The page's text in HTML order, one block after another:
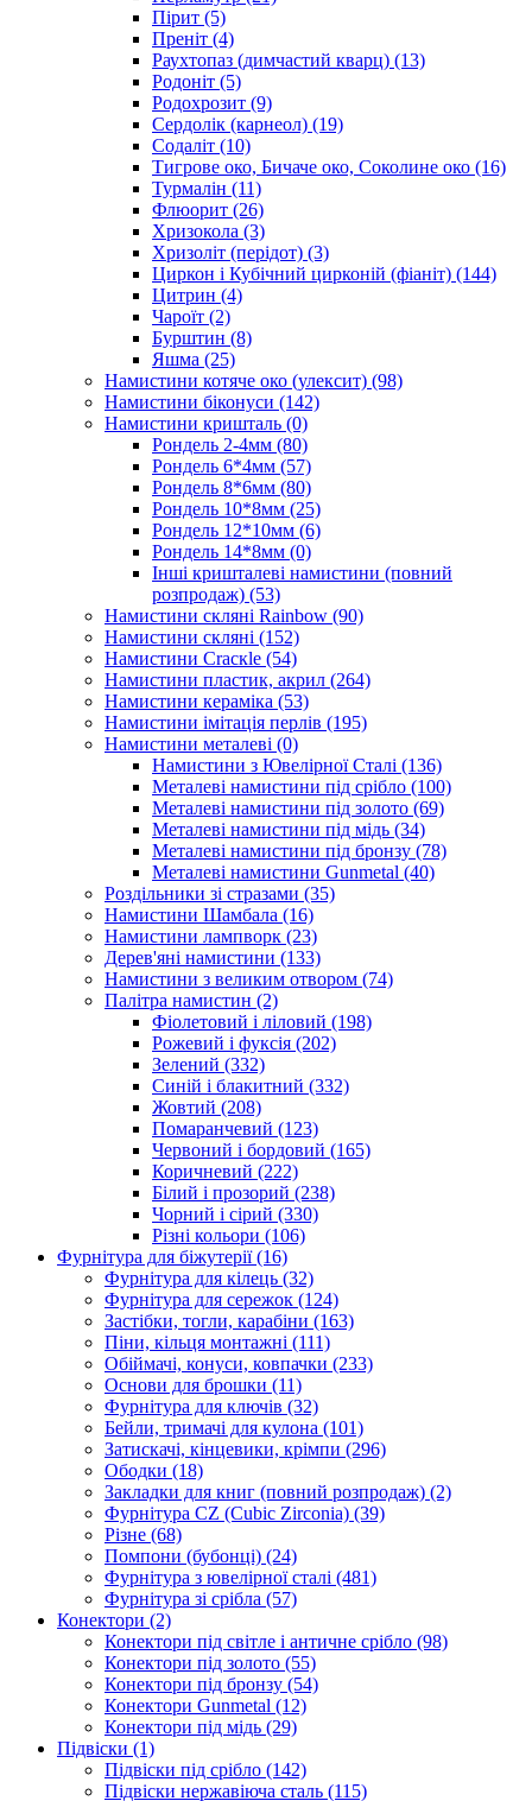
Пірит (5)
Преніт (4)
Раухтопаз (димчастий кварц) (13)
Родоніт (5)
Родохрозит (9)
Сердолік (карнеол) (19)
Содаліт (10)
Тигрове око, Бичаче око, Соколине око (16)
Турмалін (11)
Флюорит (26)
Хризокола (3)
Хризоліт (перідот) (3)
Циркон і Кубічний цирконій (фіаніт) (144)
Цитрин (4)
Чароїт (2)
Бурштин (8)
Яшма (25)
Намистини котяче око (улексит) (98)
Намистини біконуси (142)
Намистини кришталь (0)
Рондель 2-4мм (80)
Рондель 6*4мм (57)
Рондель 8*6мм (80)
Рондель 10*8мм (25)
Рондель 12*10мм (6)
Рондель 14*8мм (0)
Інші кришталеві намистини (повний
розпродаж) (53)
Намистини скляні Rainbow (90)
Намистини скляні (152)
Намистини Cracкle (54)
Намистини пластик, акрил (264)
Намистини кераміка (53)
Намистини імітація перлів (195)
Намистини металеві (0)
Намистини з Ювелірної Сталі (136)
Металеві намистини під срібло (100)
Металеві намистини під золото (69)
Металеві намистини під мідь (34)
Металеві намистини під бронзу (78)
Металеві намистини Gunmetal (40)
Роздільники зі стразами (35)
Намистини Шамбала (16)
Намистини лампворк (23)
Дерев'яні намистини (133)
Намистини з великим отвором (74)
Палітра намистин (2)
Фіолетовий і ліловий (198)
Рожевий і фуксія (202)
Зелений (332)
Синій і блакитний (332)
Жовтий (208)
Помаранчевий (123)
Червоний і бордовий (165)
Коричневий (222)
Білий і прозорий (238)
Чорний і сірий (330)
Різні кольори (106)
Фурнітура для біжутерії(16)
Фурнітура для кілець (32)
Фурнітура для сережок (124)
Застібки, тогли, карабіни (163)
Піни, кільця монтажні (111)
Обіймачі, конуси, ковпачки (233)
Основи для брошки (11)
Фурнітура для ключів (32)
Бейли, тримачі для кулона (101)
Затискачі, кінцевики, крімпи (296)
Ободки (18)
Закладки для книг (повний розпродаж) (2)
Фурнітура CZ (Cubic Zirconia) (39)
Різне (68)
Помпони (бубонці) (24)
Фурнітура з ювелірної сталі (481)
Фурнітура зі срібла (57)
Конектори (2)
Конектори під світле і античне срібло (98)
Конектори під золото (55)
Конектори під бронзу (54)
Конектори Gunmetal (12)
Конектори під мідь (29)
Підвіски (1)
Підвіски під срібло (142)
Підвіски нержавіюча сталь (115)